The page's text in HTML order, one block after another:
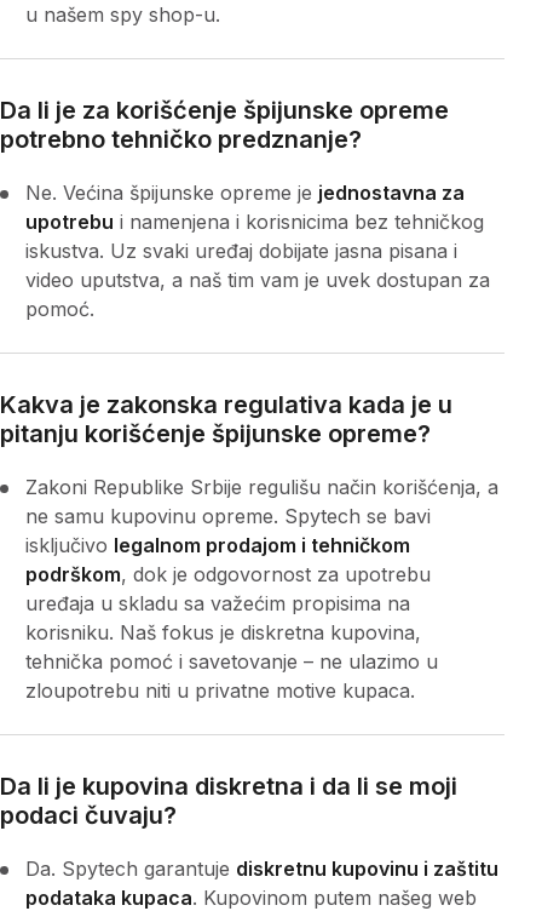
u našem spy shop-u.
Da li je za korišćenje špijunske opreme
potrebno tehničko predznanje?
Ne. Većina špijunske opreme je jednostavna za
upotrebu i namenjena i korisnicima bez tehničkog
iskustva. Uz svaki uređaj dobijate jasna pisana i
video uputstva, a naš tim vam je uvek dostupan za
pomoć.
Kakva je zakonska regulativa kada je u
pitanju korišćenje špijunske opreme?
Zakoni Republike Srbije regulišu način korišćenja, a
ne samu kupovinu opreme. Spytech se bavi
isključivo legalnom prodajom i tehničkom
podrškom, dok je odgovornost za upotrebu
uređaja u skladu sa važećim propisima na
korisniku. Naš fokus je diskretna kupovina,
tehnička pomoć i savetovanje – ne ulazimo u
zloupotrebu niti u privatne motive kupaca.
Da li je kupovina diskretna i da li se moji
podaci čuvaju?
Da. Spytech garantuje diskretnu kupovinu i zaštitu
podataka kupaca. Kupovinom putem našeg web